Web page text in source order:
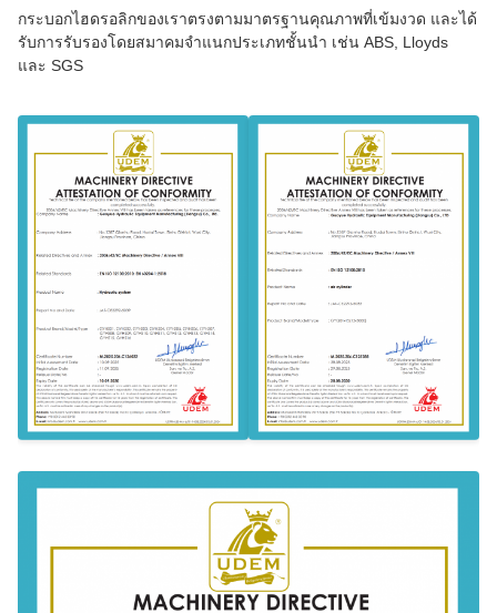
กระบอกไฮดรอลิกของเราตรงตามมาตรฐานคุณภาพที่เข้มงวด และได้
รับการรับรองโดยสมาคมจำแนกประเภทชั้นนำ เช่น ABS, Lloyds
และ SGS